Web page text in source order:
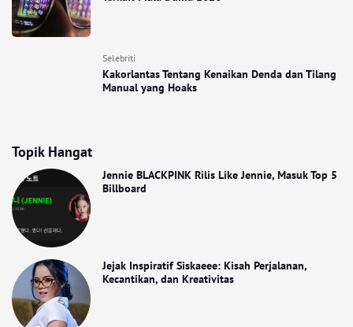
Selebriti
Kakorlantas Tentang Kenaikan Denda dan Tilang
Manual yang Hoaks
Topik Hangat
Jennie BLACKPINK Rilis Like Jennie, Masuk Top 5
Billboard
Jejak Inspiratif Siskaeee: Kisah Perjalanan,
Kecantikan, dan Kreativitas